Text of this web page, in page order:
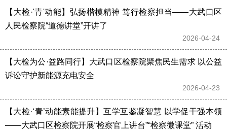
【大检·'青'动能】弘扬楷模精神 笃行检察担当——大武口区
人民检察院“道德讲堂”开讲了
2026-04-24
【大检为公·益路同行】大武口区检察院聚焦民生需求 以公益
诉讼守护新能源充电安全
2026-04-23
【大检·‘青’动能素能提升】互学互鉴凝智慧 以学促干强本领
——大武口区检察院开展“检察官上讲台”“检察微课堂” 活动